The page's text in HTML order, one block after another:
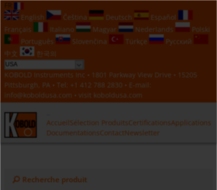
English
Čeština Deutsch
Español
Français
Italiano Magyar Nederlands
Polski
Português
Slovenčina Türkçe
Русский
中文
한국의
KOBOLD Instruments Inc • 1801 Parkway View Drive • 15205
Pittsburgh, PA • Tel:
+1 412 788 2830 • E-mail:
info@koboldusa.com • visit koboldusa.com
Accueil Sélection Produits CertificationsApplications
Documentations ContactNewsletter
Recherche produit